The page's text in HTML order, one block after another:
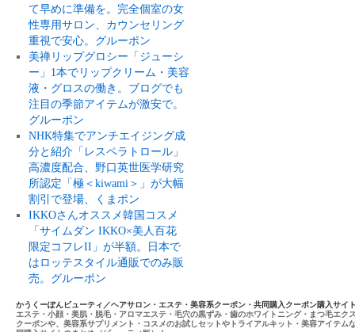
て早めに準備を。完全個室の女
性専用サロン、カウンセリング
重視で安心。グルーポン
美禅リップグロシー「ジューシ
ー」1本でリップクリーム・美容
液・グロスの働き。ブログでも
注目の季節アイテムが激安で。
グルーポン
NHK特集でアンチエイジング成
分と紹介「レスペラトロール」
高濃度配合、野口英世医学研究
所認定「極＜kiwami＞」が大幅
割引で登場、くまポン
IKKOさんオススメ韓国コスメ
「サイムダン IKKO×美人百花
限定コフレII」が半額。日本で
はロッテスタイル通販でのみ販
売。グルーポン
かうくーぽんビューティ／ヘアサロン・エステ・美容系クーポン・共同購入クーポン購入サイ
エステ・小顔・美肌・脱毛・アロマエステ・毛穴の黒ずみ・歯のホワイトニング・まつ毛エ
クーポンや、美容系サプリメント・コスメのお試しセットやトライアルキット・美容アイテ